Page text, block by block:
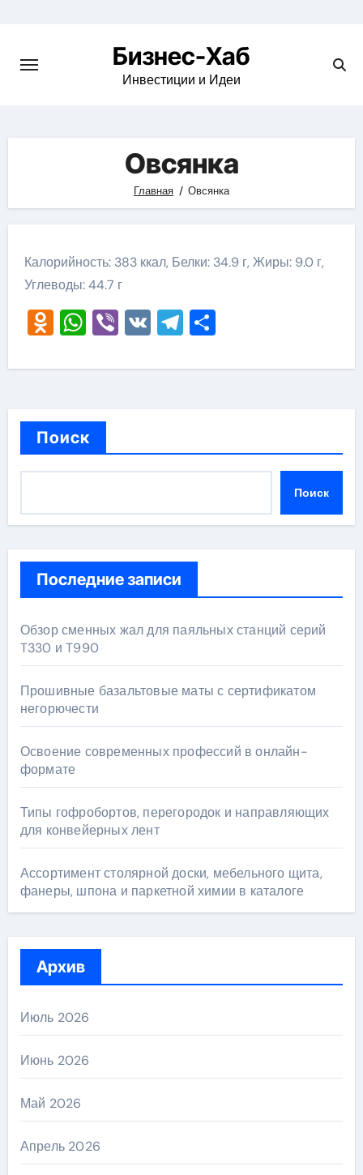
content
Бизнес-Хаб
Инвестиции и Идеи
Овсянка
Главная Овсянка
Калорийность: 383 ккал, Белки: 34.9 г, Жиры: 9.0 г,
Углеводы: 44.7 г
Odnoklassniki
WhatsApp
Viber
VKTelegram
Отправить
Поиск
Поиск
Последние записи
Обзор сменных жал для паяльных станций серий
T330 и T990
Прошивные базальтовые маты с сертификатом
негорючести
Освоение современных профессий в онлайн-
формате
Типы гофробортов, перегородок и направляющих
для конвейерных лент
Ассортимент столярной доски, мебельного щита,
фанеры, шпона и паркетной химии в каталоге
Архив
Июль 2026
Июнь 2026
Май 2026
Апрель 2026